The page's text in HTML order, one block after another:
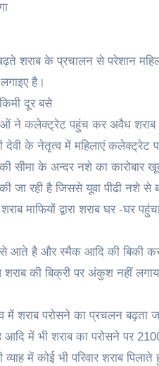
शराब के प्रचालन से परेशान
है।
दूर बसे
ने कलेक्ट्रेट पहुंच कर अवैध
देवी के नेतृत्व में महिलाएं कलेक्ट्रेट
की सीमा के अन्दर नशे का
रही है जिससे यूवा पीढी नशे से
माफियों द्वारा शराब घर -घर
आते है और स्मैक आदि की बिकी कर
शराब की बिक्री पर अंकुश नहीं
में शराब परोसने का प्रचलन बढ़ता
में भी शराब का परोसने पर
व्याह में कोई भी परिवार शराब